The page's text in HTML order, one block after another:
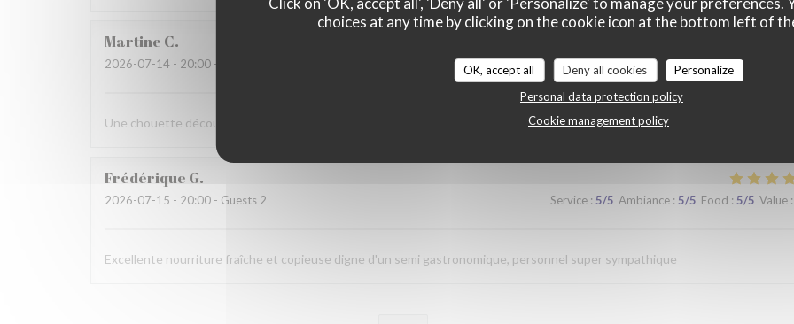
choices at any time by clicking on the cookie icon at the bottom left of
OK, accept all Deny all cookies
Personalize
Personal data protection policy
Cookie management policy
Martine C
2026-07-14 - 20:00 - Guests 6 Service:4/5 Ambiance:4/5 Food:4/5
Une chouette découverte!
Frédérique G
2026-07-15 - 20:00 - Guests 2 Service: 5/5 Ambiance: 5/5 Food : 5/5 Value:
Excellente nourriture fraîche et copieuse digne d'un semi gastronomique, personnel super sympathique